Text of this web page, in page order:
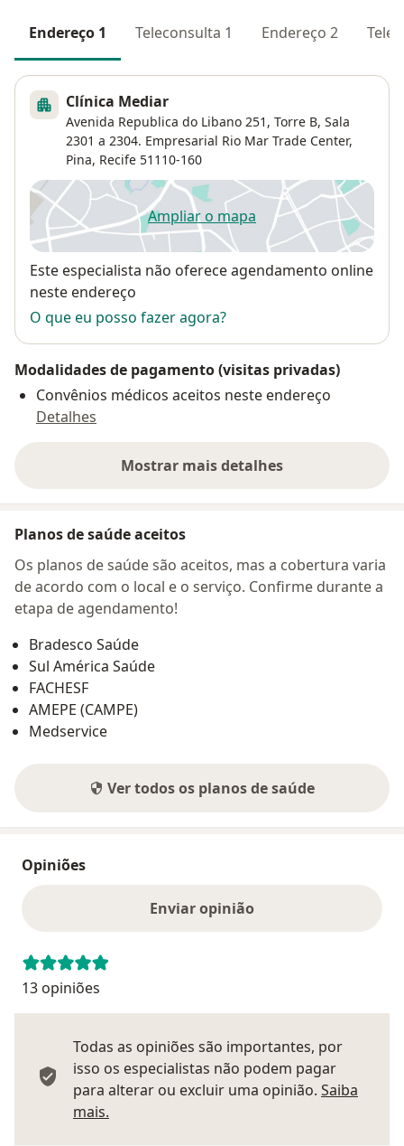
Endereço 1 Teleconsulta 1 Endereço 2
Clínica Mediar
Avenida Republica do Libano 251, Torre B, Sala
2301 a 2304. Empresarial Rio Mar Trade Center,
Pina, Recife 51110-160
Ampliar o mapaabre num novo separador
Disponibilidade
Este especialista não oferece agendamento online
neste endereço
O que eu posso fazer agora?
Modalidades de pagamento (visitas privadas)
Convênios médicos aceitos neste endereço
Detalhes
Mostrar mais detalhes
sobre o endereço
Planos de saúde aceitos
Os planos de saúde são aceitos, mas a cobertura varia
de acordo com o local e o serviço. Confirme durante a
etapa de agendamento!
Bradesco Saúde
Sul América Saúde
FACHESF
AMEPE (CAMPE)
Medservice
Ver todos os planos de saúde
Opiniões
Enviar opinião
13 opiniões
Todas as opiniões são importantes, por
isso os especialistas não podem pagar
para alterar ou excluir uma opinião. Saiba
mais.